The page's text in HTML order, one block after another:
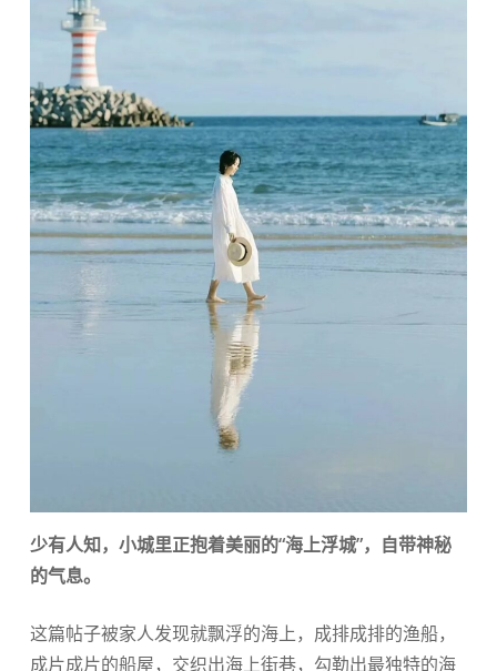
少有人知，小城里正抱着美丽的“海上浮城”，自带神秘
的气息。
这篇帖子被家人发现就飘浮的海上，成排成排的渔船，
成片成片的船屋，交织出海上街巷，勾勒出最独特的海